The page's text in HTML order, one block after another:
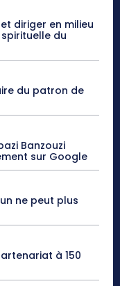
diriger en milieu
du
du patron de
Banzouzi
sur Google
ne peut plus
à 150